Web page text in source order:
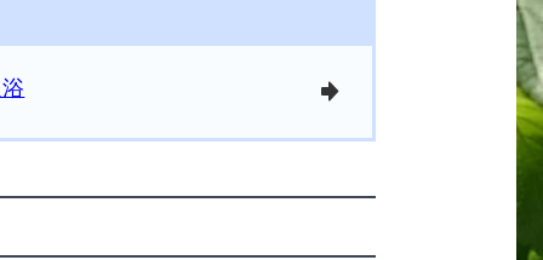
arrowright